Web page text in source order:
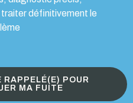
définitivement le
RAPPELÉ(E) POUR
MA FUITE